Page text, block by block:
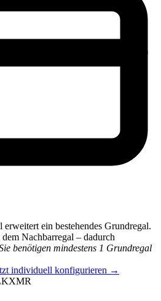
erweitert ein bestehendes Grundregal.
Nachbarregal – dadurch
benötigen mindestens 1 Grundregal
individuell konfigurieren →